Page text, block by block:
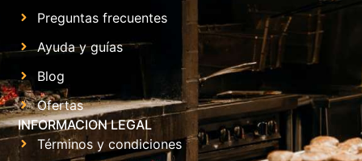
Preguntas frecuentes
Ayuda y guías
Blog
Ofertas
INFORMACION LEGAL
Términos y condiciones